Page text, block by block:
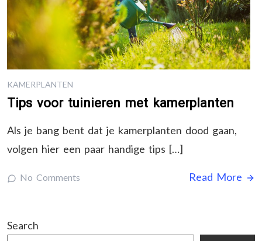
KAMERPLANTEN
Tips voor tuinieren met kamerplanten
Als je bang bent dat je kamerplanten dood gaan,
volgen hier een paar handige tips […]
No Comments Read More
Search